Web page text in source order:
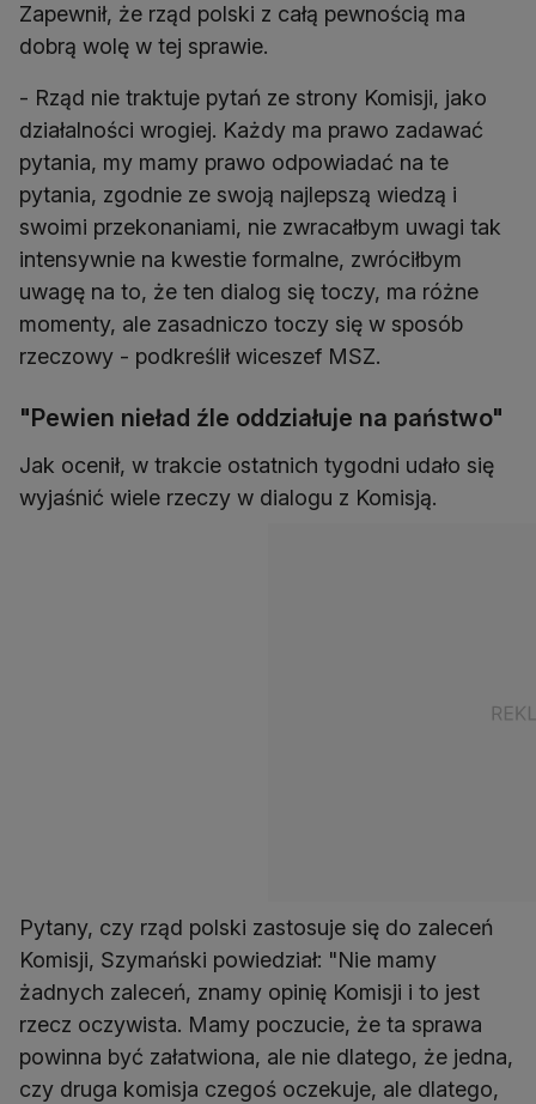
Zapewnił, że rząd polski z całą pewnością ma
dobrą wolę w tej sprawie.
- Rząd nie traktuje pytań ze strony Komisji, jako
działalności wrogiej. Każdy ma prawo zadawać
pytania, my mamy prawo odpowiadać na te
pytania, zgodnie ze swoją najlepszą wiedzą i
swoimi przekonaniami, nie zwracałbym uwagi tak
intensywnie na kwestie formalne, zwróciłbym
uwagę na to, że ten dialog się toczy, ma różne
momenty, ale zasadniczo toczy się w sposób
rzeczowy - podkreślił wiceszef MSZ.
"Pewien nieład źle oddziałuje na państwo"
Jak ocenił, w trakcie ostatnich tygodni udało się
wyjaśnić wiele rzeczy w dialogu z Komisją.
Pytany, czy rząd polski zastosuje się do zaleceń
Komisji, Szymański powiedział: "Nie mamy
żadnych zaleceń, znamy opinię Komisji i to jest
rzecz oczywista. Mamy poczucie, że ta sprawa
powinna być załatwiona, ale nie dlatego, że jedna,
czy druga komisja czegoś oczekuje, ale dlatego,